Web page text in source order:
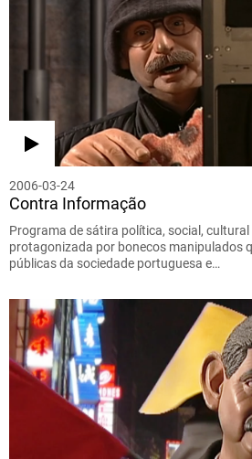
2006-03-24
Contra Informação
Programa de sátira política, social, cultural
protagonizada por bonecos manipulados
públicas da sociedade portuguesa e…